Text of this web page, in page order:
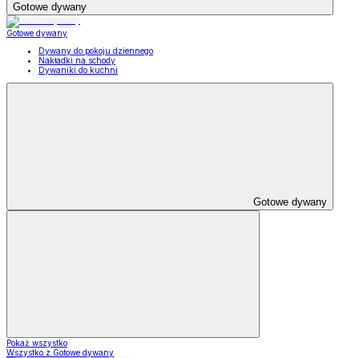
Gotowe dywany
Gotowe dywany
Dywany do pokoju dziennego
Nakładki na schody
Dywaniki do kuchni
Gotowe dywany
Pokaż wszystko
Wszystko z Gotowe dywany